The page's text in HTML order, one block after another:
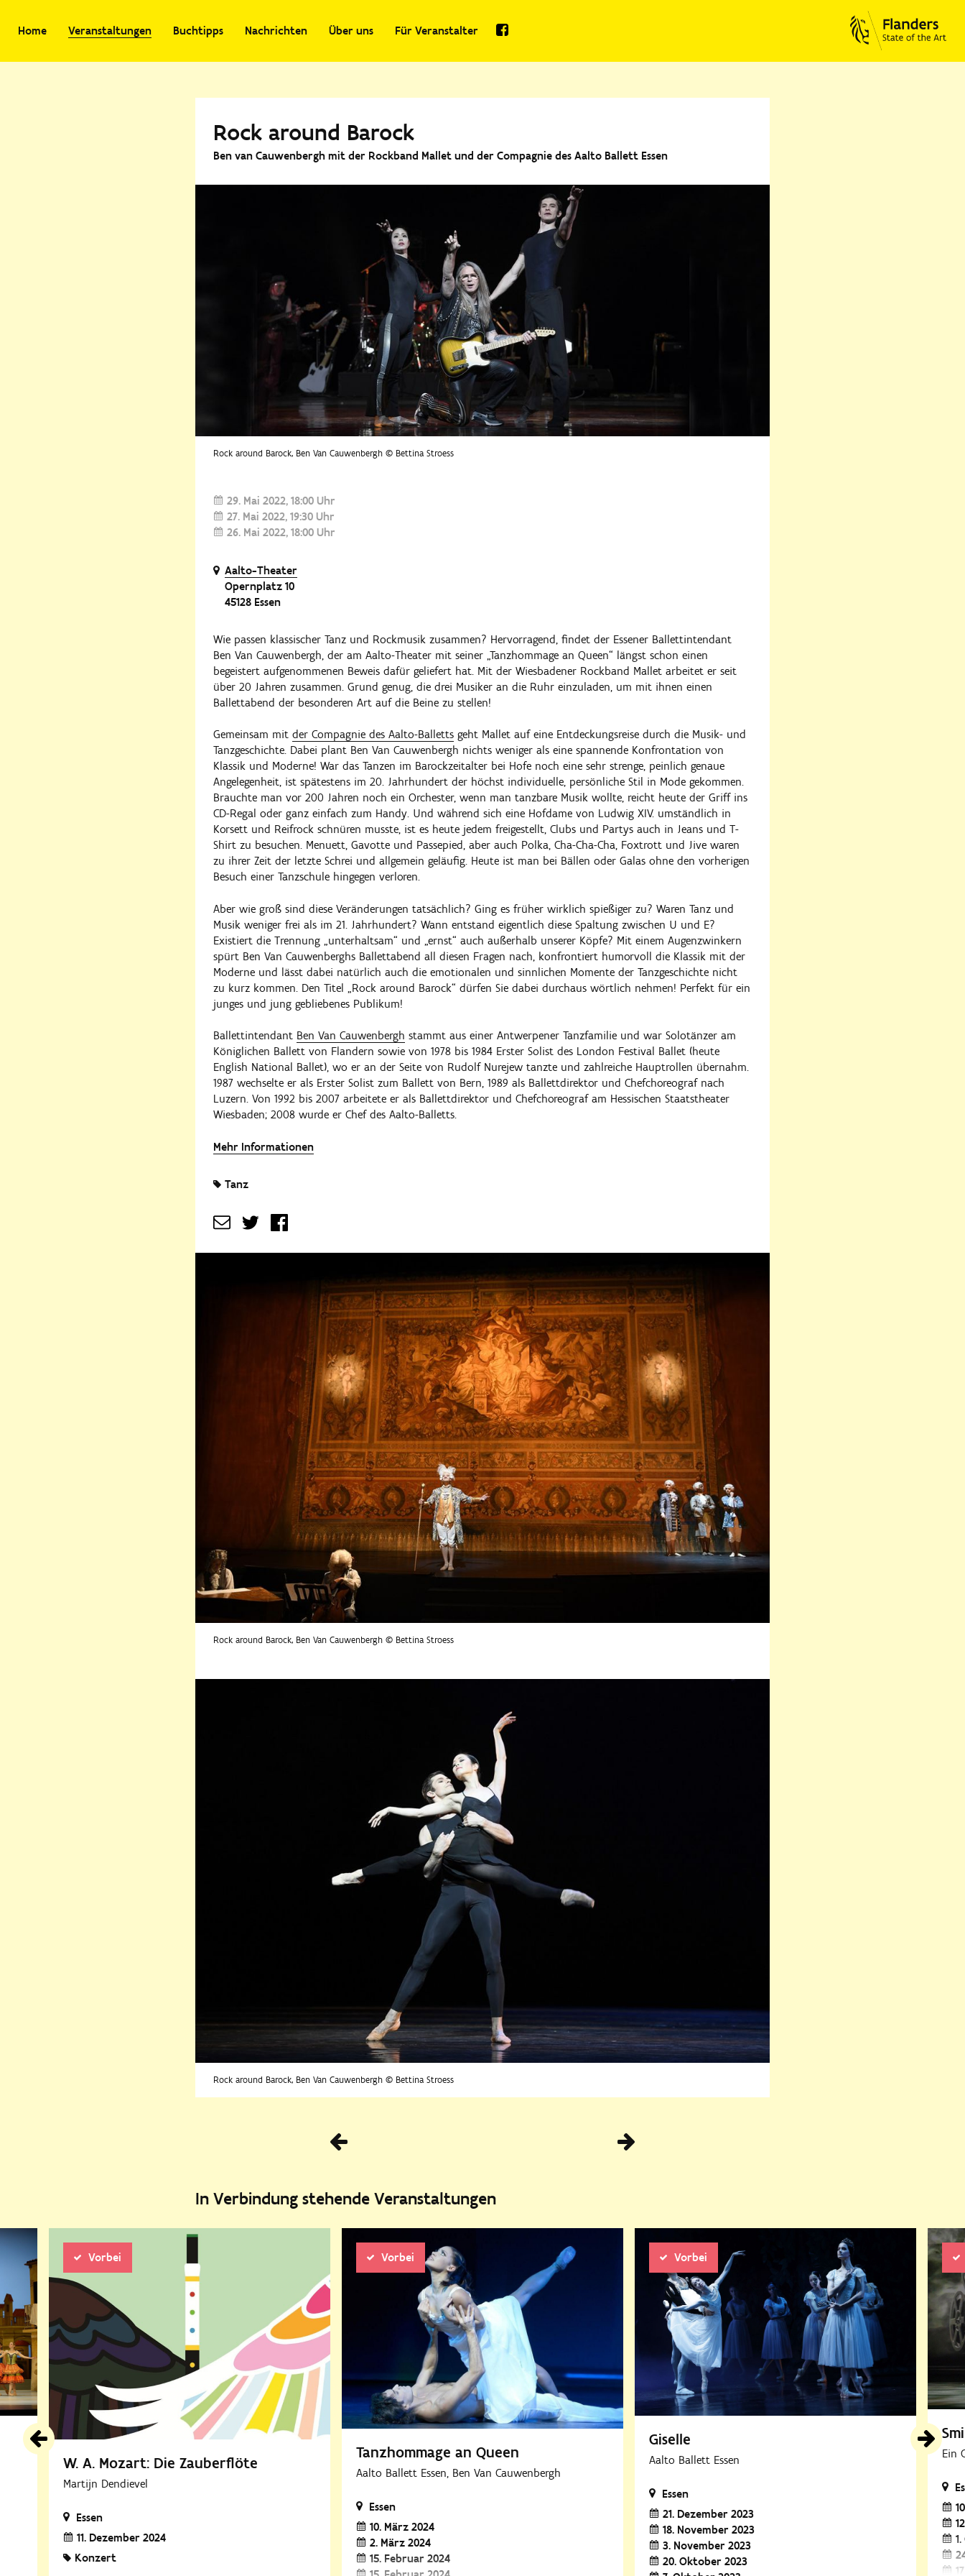
Home Veranstaltungen Buchtipps Nachrichten Über uns Für Veranstalter
Rock around Barock
Ben van Cauwenbergh mit der Rockband Mallet und der Compagnie des Aalto Ballett Essen
Rock around Barock, Ben Van Cauwenbergh © Bettina Stroess
29. Mai 2022 18:00 Uhr
27. Mai 2022 19:30 Uhr
26. Mai 2022 18:00 Uhr
Aalto-Theater
Opernplatz 10
45128 Essen
Wie passen klassischer Tanz und Rockmusik zusammen? Hervorragend, findet der Essener Ballettintendant
Ben Van Cauwenbergh, der am Aalto-Theater mit seiner „Tanzhommage an Queen“ längst schon einen
begeistert aufgenommenen Beweis dafür geliefert hat. Mit der Wiesbadener Rockband Mallet arbeitet er seit
über 20 Jahren zusammen. Grund genug, die drei Musiker an die Ruhr einzuladen, um mit ihnen einen
Ballettabend der besonderen Art auf die Beine zu stellen!
Gemeinsam mit der Compagnie des Aalto-Balletts geht Mallet auf eine Entdeckungsreise durch die Musik- und
Tanzgeschichte. Dabei plant Ben Van Cauwenbergh nichts weniger als eine spannende Konfrontation von
Klassik und Moderne! War das Tanzen im Barockzeitalter bei Hofe noch eine sehr strenge, peinlich genaue
Angelegenheit, ist spätestens im 20. Jahrhundert der höchst individuelle, persönliche Stil in Mode gekommen.
Brauchte man vor 200 Jahren noch ein Orchester, wenn man tanzbare Musik wollte, reicht heute der Griff ins
CD-Regal oder ganz einfach zum Handy. Und während sich eine Hofdame von Ludwig XIV. umständlich in
Korsett und Reifrock schnüren musste, ist es heute jedem freigestellt, Clubs und Partys auch in Jeans und T-
Shirt zu besuchen. Menuett, Gavotte und Passepied, aber auch Polka, Cha-Cha-Cha, Foxtrott und Jive waren
zu ihrer Zeit der letzte Schrei und allgemein geläufig. Heute ist man bei Bällen oder Galas ohne den vorherigen
Besuch einer Tanzschule hingegen verloren.
Aber wie groß sind diese Veränderungen tatsächlich? Ging es früher wirklich spießiger zu? Waren Tanz und
Musik weniger frei als im 21. Jahrhundert? Wann entstand eigentlich diese Spaltung zwischen U und E?
Existiert die Trennung „unterhaltsam“ und „ernst“ auch außerhalb unserer Köpfe? Mit einem Augenzwinkern
spürt Ben Van Cauwenberghs Ballettabend all diesen Fragen nach, konfrontiert humorvoll die Klassik mit der
Moderne und lässt dabei natürlich auch die emotionalen und sinnlichen Momente der Tanzgeschichte nicht
zu kurz kommen. Den Titel „Rock around Barock“ dürfen Sie dabei durchaus wörtlich nehmen! Perfekt für ein
junges und jung gebliebenes Publikum!
Ballettintendant Ben Van Cauwenbergh stammt aus einer Antwerpener Tanzfamilie und war Solotänzer am
Königlichen Ballett von Flandern sowie von 1978 bis 1984 Erster Solist des London Festival Ballet (heute
English National Ballet), wo er an der Seite von Rudolf Nurejew tanzte und zahlreiche Hauptrollen übernahm.
1987 wechselte er als Erster Solist zum Ballett von Bern, 1989 als Ballettdirektor und Chefchoreograf nach
Luzern. Von 1992 bis 2007 arbeitete er als Ballettdirektor und Chefchoreograf am Hessischen Staatstheater
Wiesbaden; 2008 wurde er Chef des Aalto-Balletts.
Mehr Informationen
Tanz
Rock around Barock, Ben Van Cauwenbergh © Bettina Stroess
Rock around Barock, Ben Van Cauwenbergh © Bettina Stroess
Vorherige
In Verbindung stehende Veranstaltungen
Vorbei
W. A. Mozart: Die Zauberflöte
Martijn Dendievel
Essen
11. Dezember 2024
Konzert
Vorbei
Tanzhommage an Queen
Aalto Ballett Essen, Ben Van Cauwenbergh
Essen
10. März 2024
2. März 2024
15. Februar 2024
Vorbei
Giselle
Aalto Ballett Essen
Essen
21. Dezember 2023
18. November 2023
3. November 2023
20. Oktober 2023
Ein